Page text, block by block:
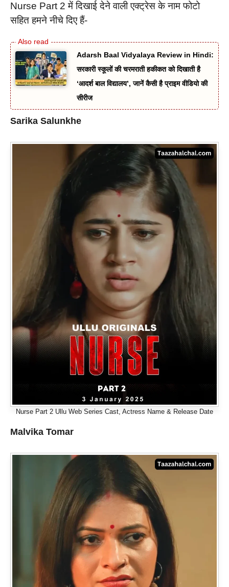
Nurse Part 2 में दिखाई देने वाली एक्ट्रेस के नाम फोटो
सहित हमने नीचे दिए हैं-
Adarsh Baal Vidyalaya Review in Hindi:
सरकारी स्कूलों की चरमराती हकीकत को दिखाती है
‘आदर्श बाल विद्यालय’, जानें कैसी है प्राइम वीडियो की
सीरीज
Sarika Salunkhe
Nurse Part 2 Ullu Web Series Cast, Actress Name & Release Date
Malvika Tomar